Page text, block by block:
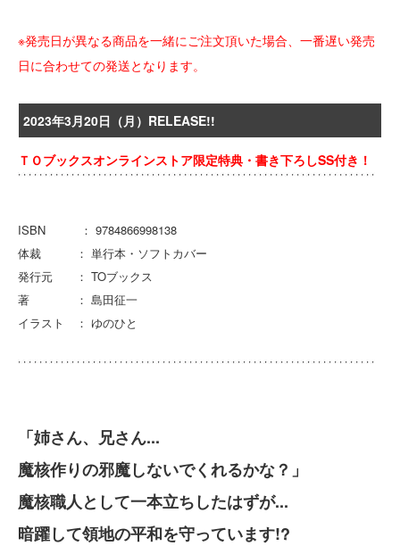
※発売日が異なる商品を一緒にご注文頂いた場合、一番遅い発売
日に合わせての発送となります。
2023年3月20日（月）RELEASE!!
ＴＯブックスオンラインストア限定特典・書き下ろしSS付き！
ISBN ： 9784866998138
体裁 ： 単行本・ソフトカバー
発行元 ： TOブックス
著 ： 島田征一
イラスト ： ゆのひと
「姉さん、兄さん...
魔核作りの邪魔しないでくれるかな？」
魔核職人として一本立ちしたはずが...
暗躍して領地の平和を守っています!?